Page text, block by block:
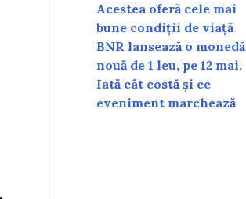
Acestea oferă cele mai
bune condiții de viață
BNR lansează o monedă
nouă de 1 leu, pe 12 mai.
Iată cât costă și ce
eveniment marchează